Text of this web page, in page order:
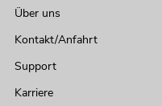
Über uns
Kontakt/Anfahrt
Support
Karriere